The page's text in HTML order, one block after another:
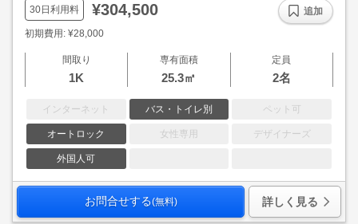
30日利用料 ¥304,500
初期費用: ¥28,000
間取り
1K
専有面積
25.3㎡
定員
2名
インターネット バス・トイレ別 ペット可
オートロック 女性専用 デザイナーズ
外国人可
追加
お問合せする(無料) 詳しく見る